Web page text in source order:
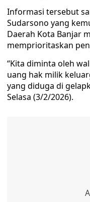
Informasi tersebut
Sudarsono yang
Daerah Kota Banjar
memprioritaskan
“Kita diminta oleh
uang hak milik
yang diduga di
Selasa (3/2/2026).